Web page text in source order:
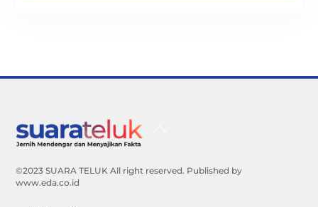
©2023 SUARA TELUK All right reserved. Published by
www.eda.co.id